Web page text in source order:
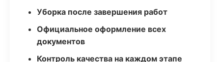
Уборка после завершения работ
Официальное оформление всех
документов
Контроль качества на каждом этапе